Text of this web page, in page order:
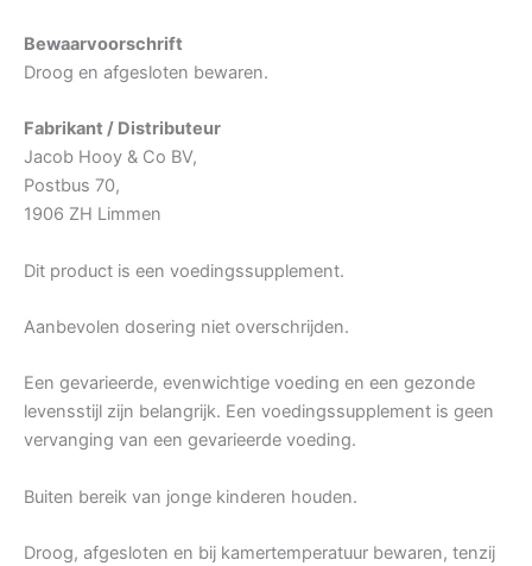
Bewaarvoorschrift
Droog en afgesloten bewaren.
Fabrikant / Distributeur
Jacob Hooy & Co BV,
Postbus 70,
1906 ZH Limmen
Dit product is een voedingssupplement.
Aanbevolen dosering niet overschrijden.
Een gevarieerde, evenwichtige voeding en een gezonde
levensstijl zijn belangrijk. Een voedingssupplement is geen
vervanging van een gevarieerde voeding.
Buiten bereik van jonge kinderen houden.
Droog, afgesloten en bij kamertemperatuur bewaren, tenzij